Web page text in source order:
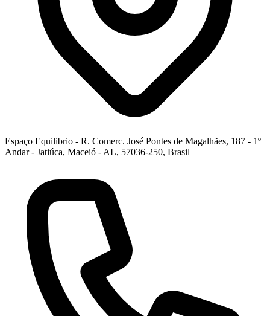
Espaço Equilibrio - R. Comerc. José Pontes de Magalhães, 187 - 1º
Andar - Jatiúca, Maceió - AL, 57036-250, Brasil